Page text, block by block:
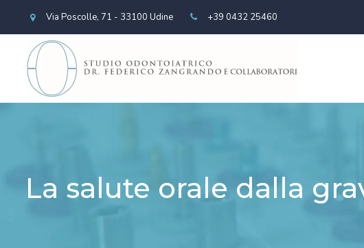
Via Poscolle, 71 - 33100 Udine +39 0432 25460
La salute orale dalla